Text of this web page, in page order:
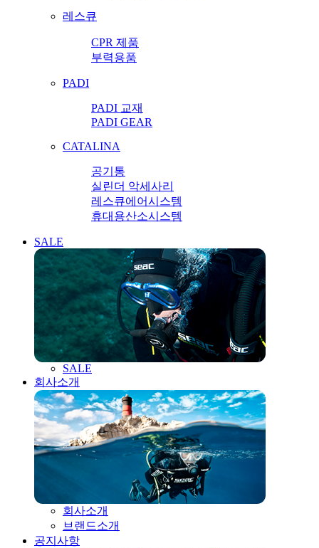
레스큐
CPR 제품
부력용품
PADI
PADI 교재
PADI GEAR
CATALINA
공기통
실린더 악세사리
레스큐에어시스템
휴대용산소시스템
SALE
SALE
회사소개
회사소개
브랜드소개
공지사항